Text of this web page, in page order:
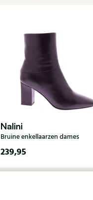
Nalini
Bruine enkellaarzen dames
239,95